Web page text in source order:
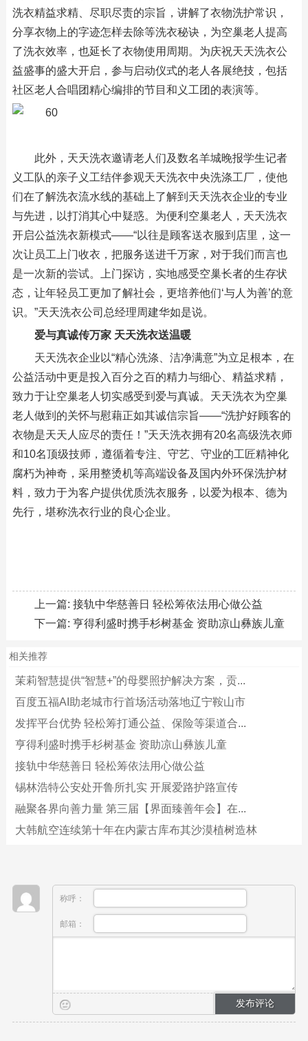
洗衣精益求精、尽职尽责的宗旨，讲解了衣物洗护常识，
分享衣物上的字迹怎样去除等洗衣秘诀，为空巢老人提高
了洗衣效率，也延长了衣物使用周期。为庆祝天天洗衣公
益盛事的盛大开启，参与启动仪式的老人各展绝技，包括
社区老人合唱团精心编排的节目和义工团的表演等。
此外，天天洗衣邀请老人们及数名羊城晚报学生记者
义工队的亲子义工结伴参观天天洗衣中央洗涤工厂，使他
们在了解洗衣流水线的基础上了解到天天洗衣企业的专业
与先进，以打消其心中疑惑。为便利空巢老人，天天洗衣
开启公益洗衣新模式——“以往是顾客送衣服到店里，这一
次让员工上门收衣，把服务送进千万家，对于我们而言也
是一次新的尝试。上门探访，实地感受空巢长者的生存状
态，让年轻员工更加了解社会，更培养他们‘与人为善’的意
识。”天天洗衣公司总经理周建华如是说。
爱与真诚传万家 天天洗衣送温暖
天天洗衣企业以“精心洗涤、洁净满意”为立足根本，在
公益活动中更是投入百分之百的精力与细心、精益求精，
致力于让空巢老人切实感受到爱与真诚。天天洗衣为空巢
老人做到的关怀与慰藉正如其诚信宗旨——“洗护好顾客的
衣物是天天人应尽的责任！”天天洗衣拥有20名高级洗衣师
和10名顶级技师，遵循着专注、守艺、守业的工匠精神化
腐朽为神奇，采用整烫机等高端设备及国内外环保洗护材
料，致力于为客户提供优质洗衣服务，以爱为根本、德为
先行，堪称洗衣行业的良心企业。
上一篇: 接轨中华慈善日 轻松筹依法用心做公益
下一篇: 亨得利盛时携手杉树基金 资助凉山彝族儿童
相关推荐
茉莉智慧提供“智慧+”的母婴照护解决方案，贡...
百度五福AI助老城市行首场活动落地辽宁鞍山市
发挥平台优势 轻松筹打通公益、保险等渠道合...
亨得利盛时携手杉树基金 资助凉山彝族儿童
接轨中华慈善日 轻松筹依法用心做公益
锡林浩特公安处开鲁所扎实 开展爱路护路宣传
融聚各界向善力量 第三届【界面臻善年会】在...
大韩航空连续第十年在内蒙古库布其沙漠植树造林
称呼：
邮箱：